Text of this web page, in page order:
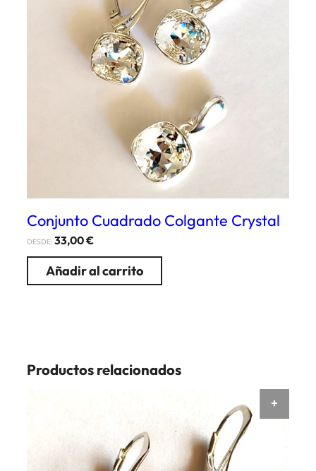
Conjunto Cuadrado Colgante Crystal
DESDE: 33,00€
Añadir al carrito
Productos relacionados